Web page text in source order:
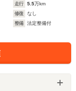
走行 5.5万km
修復
なし
整備
法定整備付